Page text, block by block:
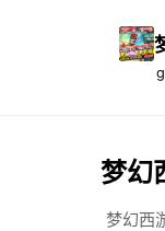
梦幻
梦幻西